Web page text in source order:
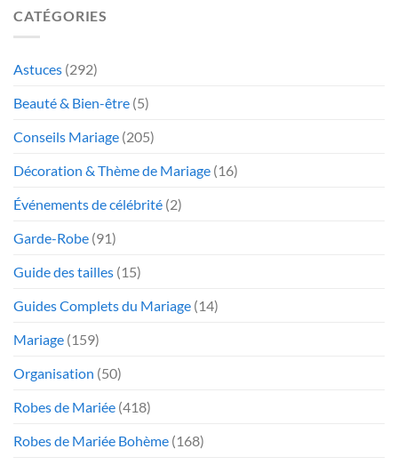
CATÉGORIES
Astuces (292)
Beauté & Bien-être (5)
Conseils Mariage (205)
Décoration & Thème de Mariage (16)
Événements de célébrité (2)
Garde-Robe (91)
Guide des tailles (15)
Guides Complets du Mariage (14)
Mariage (159)
Organisation (50)
Robes de Mariée (418)
Robes de Mariée Bohème (168)